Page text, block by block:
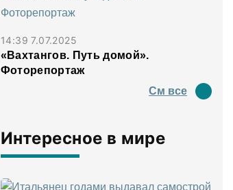
14:39 7.07.2025
«Вахтангов. Путь домой».
Фоторепортаж
См все
Интересное в мире